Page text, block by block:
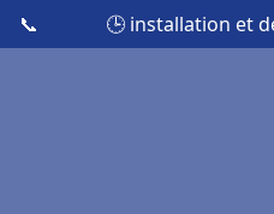
📞 🕒 installation et